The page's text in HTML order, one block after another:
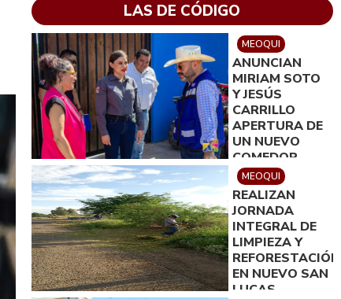
LAS DE CÓDIGO
MEOQUI
ANUNCIAN
MIRIAM SOTO
Y JESÚS
CARRILLO
APERTURA DE
UN NUEVO
COMEDOR
COMUNITARIO
PARA MEOQUI
MEOQUI
REALIZAN
JORNADA
INTEGRAL DE
LIMPIEZA Y
REFORESTACIÓN
EN NUEVO SAN
LUCAS